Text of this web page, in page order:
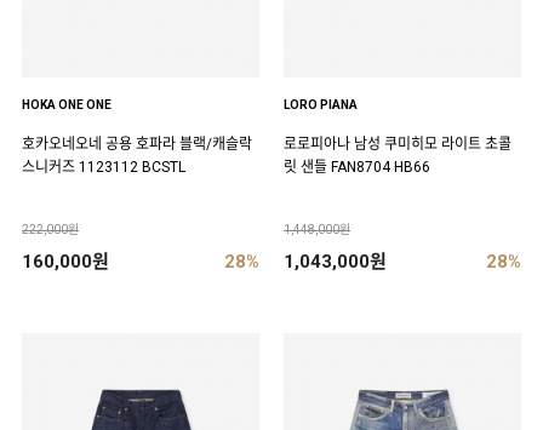
HOKA ONE ONE
호카오네오네 공용 호파라 블랙/캐슬락
스니커즈 1123112 BCSTL
222,000원
160,000원 28%
LORO PIANA
로로피아나 남성 쿠미히모 라이트 초콜
릿 샌들 FAN8704 HB66
1,448,000원
1,043,000원 28%